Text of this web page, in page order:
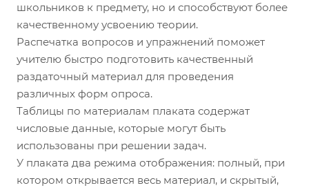
школьников к предмету, но и способствуют более
качественному усвоению теории.
Распечатка вопросов и упражнений поможет
учителю быстро подготовить качественный
раздаточный материал для проведения
различных форм опроса.
Таблицы по материалам плаката содержат
числовые данные, которые могут быть
использованы при решении задач.
У плаката два режима отображения: полный, при
котором открывается весь материал, и скрытый,